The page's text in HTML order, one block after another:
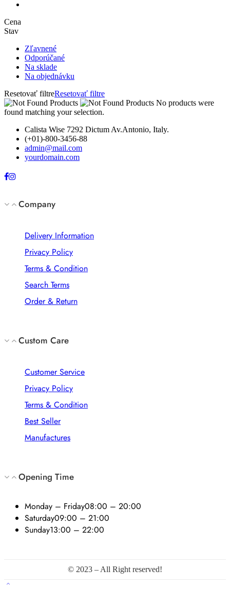
Cena
Stav
Zľavnené
Odporúčané
Na sklade
Na objednávku
Resetovať filtreResetovať filtre
No products were
found matching your selection.
Calista Wise 7292 Dictum Av.Antonio, Italy.
(+01)-800-3456-88
admin@mail.com
yourdomain.com
Company
Delivery Information
Privacy Policy
Terms & Condition
Search Terms
Order & Return
Custom Care
Customer Service
Privacy Policy
Terms & Condition
Best Seller
Manufactures
Opening Time
Monday – Friday08:00 – 20:00
Saturday09:00 – 21:00
Sunday13:00 – 22:00
© 2023 – All Right reserved!